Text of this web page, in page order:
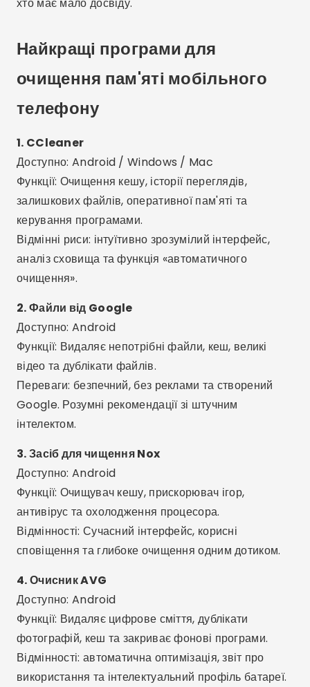
Функції: Очищення кешу, історії переглядів,
керування програмами.
аналіз сховища та функція «автоматичного
очищення».
2. Файли від Google
Доступно: Android
Функції: Видаляє непотрібні файли, кеш, великі
відео та дублікати файлів.
Google. Розумні рекомендації зі штучним
інтелектом.
3. Засіб для чищення Nox
Доступно: Android
Функції: Очищувач кешу, прискорювач ігор,
антивірус та охолодження процесора.
Відмінності: Сучасний інтерфейс, корисні
сповіщення та глибоке очищення одним дотиком.
4. Очисник AVG
Доступно: Android
Функції: Видаляє цифрове сміття, дублікати
фотографій, кеш та закриває фонові програми.
Відмінності: автоматична оптимізація, звіт про
використання та інтелектуальний профіль батареї.
Реклама - SpotAds
Реклама - SpotAds
Доступно: Android
Функції: Очищає непотрібні файли, прихований кеш
та програми, що витрачають багато пам'яті.
Переваги: Надійний інструмент від провідної
компанії цифрової безпеки.